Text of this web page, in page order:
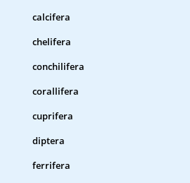
calcifera
chelifera
conchilifera
corallifera
cuprifera
diptera
ferrifera